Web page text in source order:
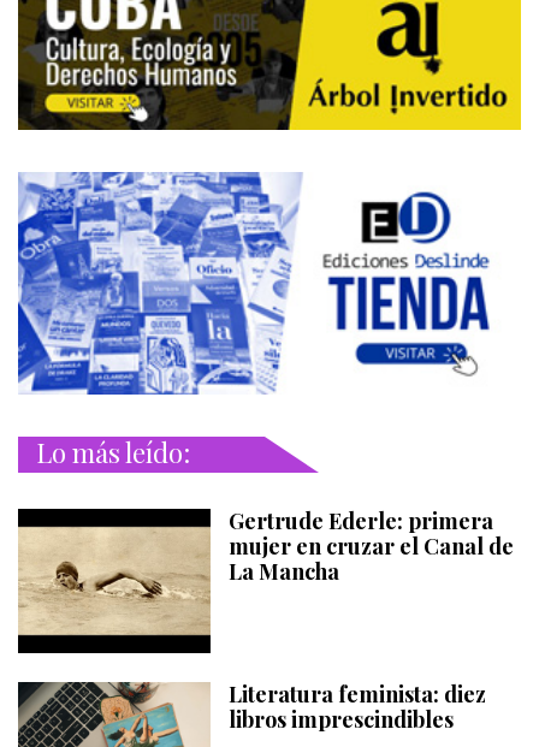
Lo más leído:
Gertrude Ederle: primera
mujer en cruzar el Canal de
La Mancha
Literatura feminista: diez
libros imprescindibles